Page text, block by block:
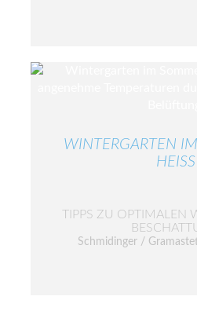
WINTERGARTEN
HEISS
TIPPS ZU OPTIMALEN
Schmidinger /